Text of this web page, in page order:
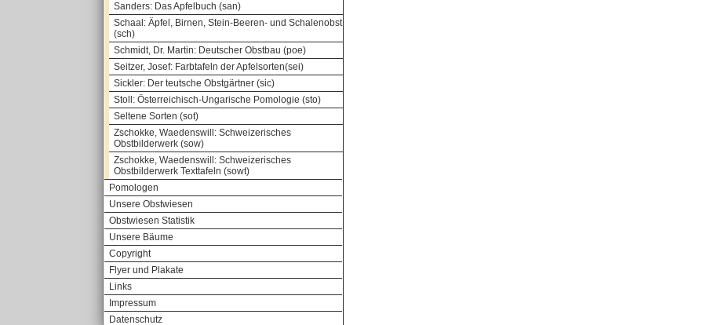
Sanders: Das Apfelbuch (san)
Schaal: Äpfel, Birnen, Stein-Beeren- und Schalenobst
(sch)
Schmidt, Dr. Martin: Deutscher Obstbau (poe)
Seitzer, Josef: Farbtafeln der Apfelsorten(sei)
Sickler: Der teutsche Obstgärtner (sic)
Stoll: Österreichisch-Ungarische Pomologie (sto)
Seltene Sorten (sot)
Zschokke, Waedenswill: Schweizerisches
Obstbilderwerk (sow)
Zschokke, Waedenswill: Schweizerisches
Obstbilderwerk Texttafeln (sowt)
Pomologen
Unsere Obstwiesen
Obstwiesen Statistik
Unsere Bäume
Copyright
Flyer und Plakate
Links
Impressum
Datenschutz